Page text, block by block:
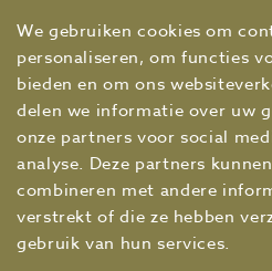
We gebruiken cookies om
personaliseren, om functies
bieden en om ons
delen we informatie over uw
onze partners voor social
analyse. Deze partners
combineren met andere
verstrekt of die ze hebben
gebruik van hun services.
Zzp-Maintenance
Zzp-Hoofd technische